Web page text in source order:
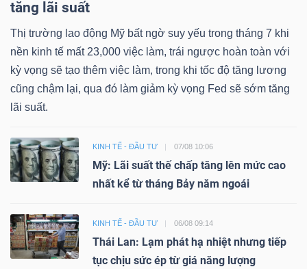
tăng lãi suất
Thị trường lao động Mỹ bất ngờ suy yếu trong tháng 7 khi
nền kinh tế mất 23,000 việc làm, trái ngược hoàn toàn với
kỳ vọng sẽ tạo thêm việc làm, trong khi tốc độ tăng lương
cũng chậm lại, qua đó làm giảm kỳ vọng Fed sẽ sớm tăng
lãi suất.
KINH TẾ - ĐẦU TƯ 07/08 10:06
Mỹ: Lãi suất thế chấp tăng lên mức cao
nhất kể từ tháng Bảy năm ngoái
KINH TẾ - ĐẦU TƯ 06/08 09:14
Thái Lan: Lạm phát hạ nhiệt nhưng tiếp
tục chịu sức ép từ giá năng lượng